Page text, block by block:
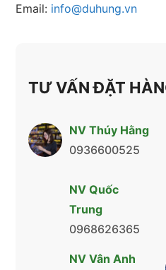
Email: info@duhung.vn
TƯ VẤN ĐẶT
NV Thúy Hằng
0936600525
NV Quốc
Trung
0968626365
NV Vân Anh